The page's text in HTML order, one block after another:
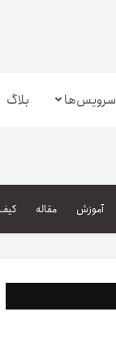
سرویس‌ها
بازار تترلند
سرمایه‌گذاری آسان
بلاگ
آموزش مقاله